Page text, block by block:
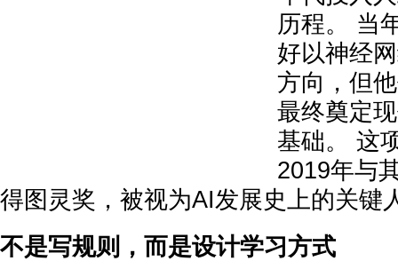
历程。 当
好以神经
方向，但
最终奠定
基础。 这
2019年与
得图灵奖，被视为AI发展史上的关键
不是写规则，而是设计学习方式